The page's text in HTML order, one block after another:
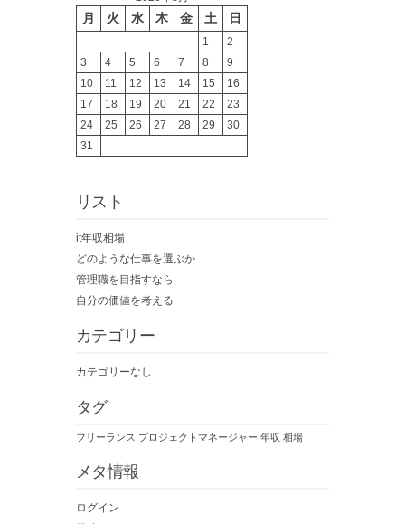
月 火 水 木 金 土 日
1
2
3
4 5 6 7 8
9
10
11 12 13 14 15
16
17
18 19 20 21 22
23
24
25 26 27 28 29
30
31
リスト
it年収相場
どのような仕事を選ぶか
管理職を目指すなら
自分の価値を考える
カテゴリー
カテゴリーなし
タグ
フリーランス プロジェクトマネージャー 年収 相場
メタ情報
ログイン